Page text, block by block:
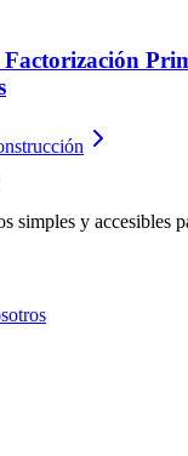
simples y accesibles